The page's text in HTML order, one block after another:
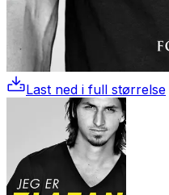
Last ned i full størrelse